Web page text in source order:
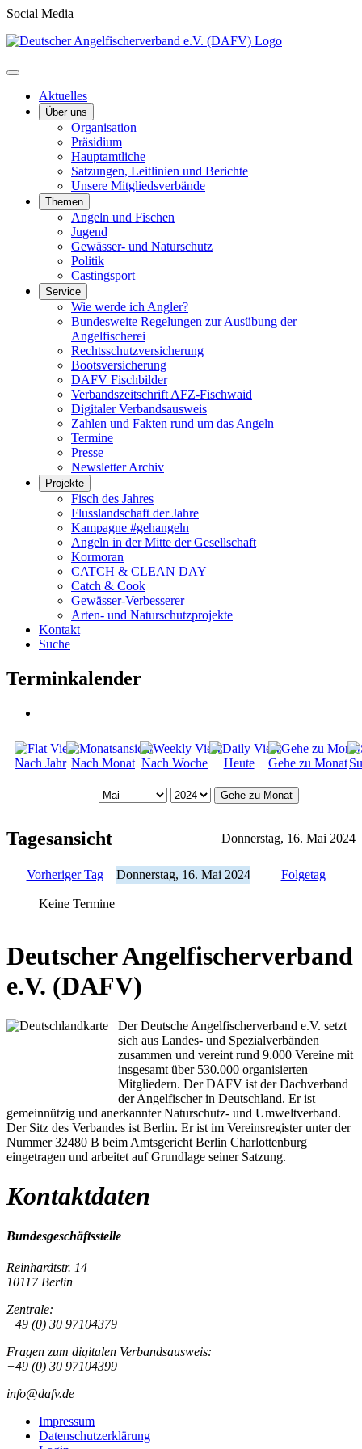
Social Media
Aktuelles
Über uns
Organisation
Präsidium
Hauptamtliche
Satzungen, Leitlinien und Berichte
Unsere Mitgliedsverbände
Themen
Angeln und Fischen
Jugend
Gewässer- und Naturschutz
Politik
Castingsport
Service
Wie werde ich Angler?
Bundesweite Regelungen zur Ausübung der
Angelfischerei
Rechtsschutzversicherung
Bootsversicherung
DAFV Fischbilder
Verbandszeitschrift AFZ-Fischwaid
Digitaler Verbandsausweis
Zahlen und Fakten rund um das Angeln
Termine
Presse
Newsletter Archiv
Projekte
Fisch des Jahres
Flusslandschaft der Jahre
Kampagne #gehangeln
Angeln in der Mitte der Gesellschaft
Kormoran
CATCH & CLEAN DAY
Catch & Cook
Gewässer-Verbesserer
Arten- und Naturschutzprojekte
Kontakt
Suche
Terminkalender
Nach Jahr Nach Monat Nach Woche Heute Gehe zu Monat
Gehe zu Monat
Tagesansicht Donnerstag, 16. Mai 2024
Vorheriger Tag Donnerstag, 16. Mai 2024 Folgetag
Keine Termine
Deutscher Angelfischerverband
e.V. (DAFV)
Der Deutsche Angelfischerverband e.V. setzt
sich aus Landes- und Spezialverbänden
zusammen und vereint rund 9.000 Vereine mit
insgesamt über 530.000 organisierten
Mitgliedern. Der DAFV ist der Dachverband
der Angelfischer in Deutschland. Er ist
gemeinnützig und anerkannter Naturschutz- und Umweltverband.
Der Sitz des Verbandes ist Berlin. Er ist im Vereinsregister unter der
Nummer 32480 B beim Amtsgericht Berlin Charlottenburg
eingetragen und arbeitet auf Grundlage seiner Satzung.
Kontaktdaten
Bundesgeschäftsstelle
Reinhardtstr. 14
10117 Berlin
Zentrale:
+49 (0) 30 97104379
Fragen zum digitalen Verbandsausweis:
+49 (0) 30 97104399
info@dafv.de
Impressum
Datenschutzerklärung